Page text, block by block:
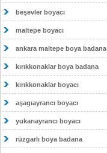
beşevler boyacı
maltepe boyacı
ankara maltepe boya badana
kırıkkonaklar boya badana
kırıkkonaklar boyacı
aşagıayrancı boyacı
yukarıayrancı boyacı
rüzgarlı boya badana